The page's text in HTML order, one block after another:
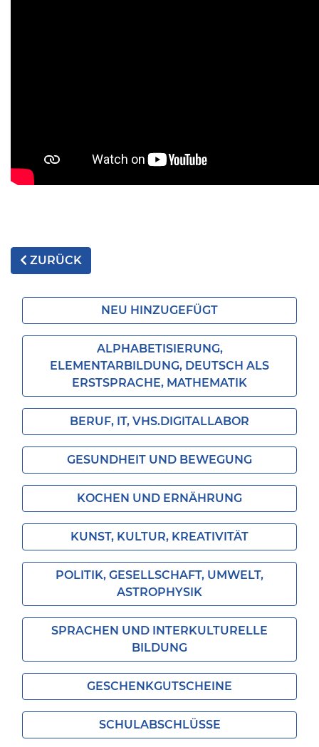
ZURÜCK
NEU HINZUGEFÜGT
ALPHABETISIERUNG,
ELEMENTARBILDUNG, DEUTSCH ALS
ERSTSPRACHE, MATHEMATIK
BERUF, IT, VHS.DIGITALLABOR
GESUNDHEIT UND BEWEGUNG
KOCHEN UND ERNÄHRUNG
KUNST, KULTUR, KREATIVITÄT
POLITIK, GESELLSCHAFT, UMWELT,
ASTROPHYSIK
SPRACHEN UND INTERKULTURELLE
BILDUNG
GESCHENKGUTSCHEINE
SCHULABSCHLÜSSE